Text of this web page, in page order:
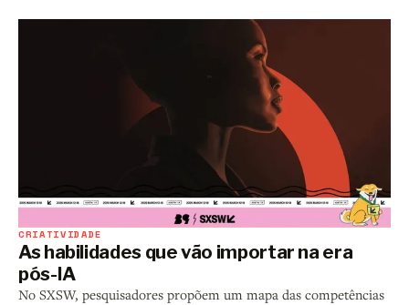
CRIATIVIDADE
As habilidades que vão importar na era
pós-IA
No SXSW, pesquisadores propõem um mapa das competências